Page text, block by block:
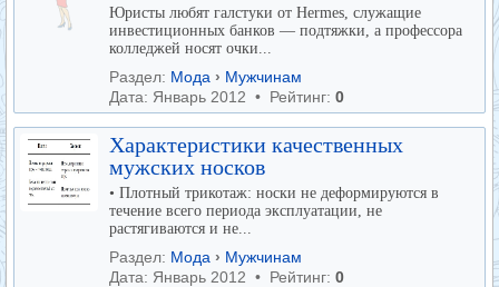
Юристы любят галстуки от Hermes, служащие
инвестиционных банков — подтяжки, а профессора
колледжей носят очки...
Раздел: Мода › Мужчинам
Дата: Январь 2012 • Рейтинг: 0
Характеристики качественных
мужских носков
• Плотный трикотаж: носки не деформируются в
течение всего периода эксплуатации, не
растягиваются и не...
Раздел: Мода › Мужчинам
Дата: Январь 2012 • Рейтинг: 0